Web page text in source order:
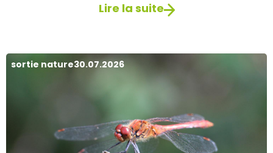
Lire la suite
sortie nature30.07.2026